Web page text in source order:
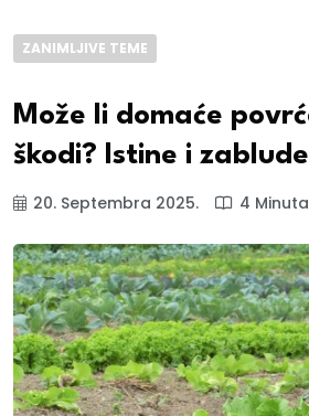
ZANIMLJIVE TEME
Može li domaće
škodi? Istine i
20. Septembra 2025. 4